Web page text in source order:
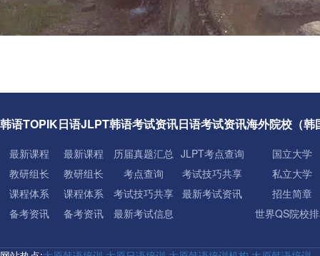
韩语TOPIK
最新课程
教研组长
课程体系
备考资讯
日语JLPT
最新课程
教研组长
课程体系
备考资讯
韩语考试资讯
历届真题汇总
考点查询
考试技巧共享
最新考试信息
日语考试资讯
JLPT考点查询
考试技巧共享
最新考试资讯
海外院校（韩
国立大学
私立大学
招生简章
世界QS院校